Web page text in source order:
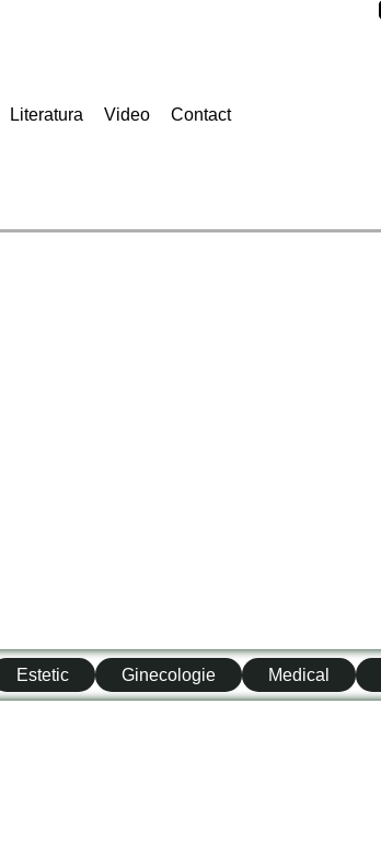
Literatura Video Contact
Estetic Ginecologie Medical